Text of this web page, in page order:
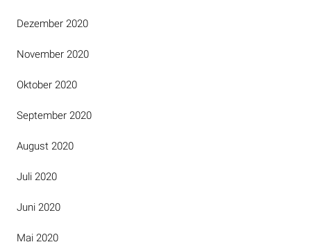
Dezember 2020
November 2020
Oktober 2020
September 2020
August 2020
Juli 2020
Juni 2020
Mai 2020